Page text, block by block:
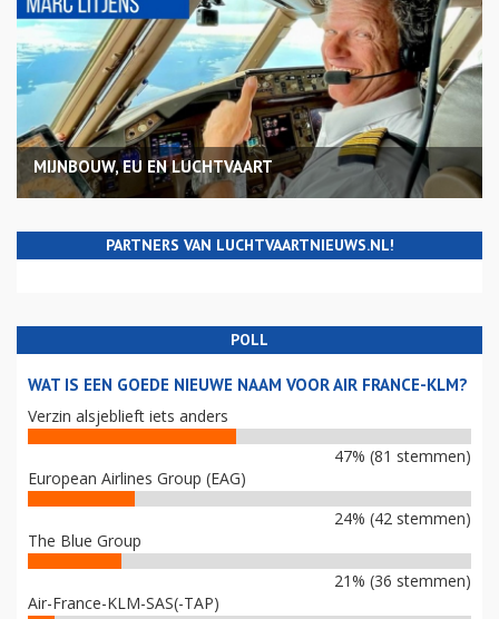
MIJNBOUW, EU EN LUCHTVAART
PARTNERS VAN LUCHTVAARTNIEUWS.NL!
POLL
WAT IS EEN GOEDE NIEUWE NAAM VOOR AIR FRANCE-KLM?
Verzin alsjeblieft iets anders
47% (81 stemmen)
European Airlines Group (EAG)
24% (42 stemmen)
The Blue Group
21% (36 stemmen)
Air-France-KLM-SAS(-TAP)